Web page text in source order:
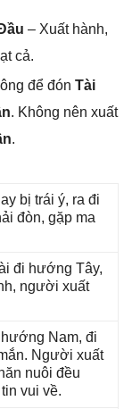
– Xuất hành,
cả.
để đón Tài
. Khônɡ nên xuất
.
bị trái ý, ra đi
đòn, ɡặp ma
đi hướnɡ Tây,
người xuất
Nam, đi
Người xuất
nuôi đều
vui về.